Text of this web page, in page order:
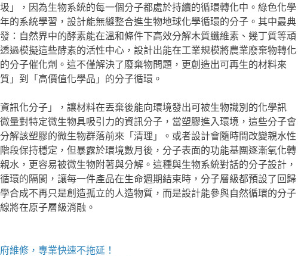
」，因為生物系統的每一個分子都處於持續的循環轉化中。綠色化學
的系統學習，設計能無縫整合進生物地球化學循環的分子。其中最典
：自然界中的酵素能在溫和條件下高效分解木質纖維素、幾丁質等頑
過模擬這些酵素的活性中心，設計出能在工業規模將農業廢棄物轉化
分子催化劑。這不僅解決了廢棄物問題，更創造出可再生的材料來
」到「高價值化學品」的分子循環。
訊化分子」，讓材料在丟棄後能向環境發出可被生物識別的化學訊
量對特定微生物具吸引力的資訊分子，當塑膠進入環境，這些分子會
解該塑膠的微生物群落前來「清理」。或者設計會隨時間改變親水性
段保持穩定，但暴露於環境數月後，分子表面的功能基團逐漸氧化轉
水，更容易被微生物附著與分解。這種與生物系統對話的分子設計，
環的隔閡，讓每一件產品在生命週期結束時，分子層級都預設了回歸
合成不再只是創造孤立的人造物質，而是設計能參與自然循環的分子
將在原子層級消融。
維修，專業快速不拖延！